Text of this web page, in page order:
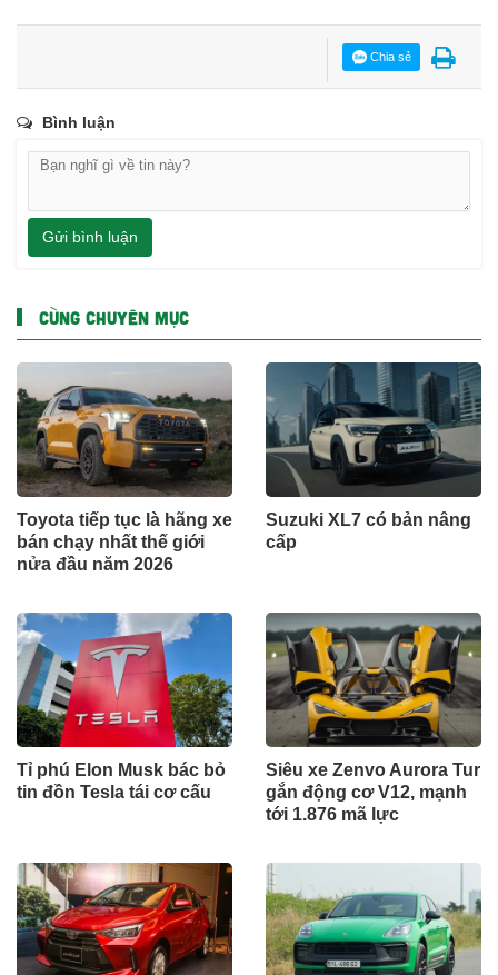
Chia sẻ
Bình luận
Gửi bình luận
CÙNG CHUYÊN MỤC
Toyota tiếp tục là hãng xe
bán chạy nhất thế giới
nửa đầu năm 2026
Suzuki XL7 có bản nâng
cấp
Tỉ phú Elon Musk bác bỏ
tin đồn Tesla tái cơ cấu
Siêu xe Zenvo Aurora Tur
gắn động cơ V12, mạnh
tới 1.876 mã lực